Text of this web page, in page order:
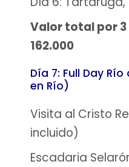
Valor total por 3
162.000
Día 7: Full Day
en Río)
Visita al Cristo
incluido)
Escadaria